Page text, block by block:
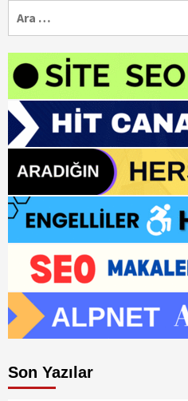
Son Yazılar